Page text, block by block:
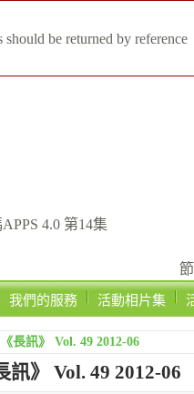
be returned by reference
4.0 第14集
我們的服務 活動相片集
《長訊》 Vol. 49 2012-06
訊》 Vol. 49 2012-06